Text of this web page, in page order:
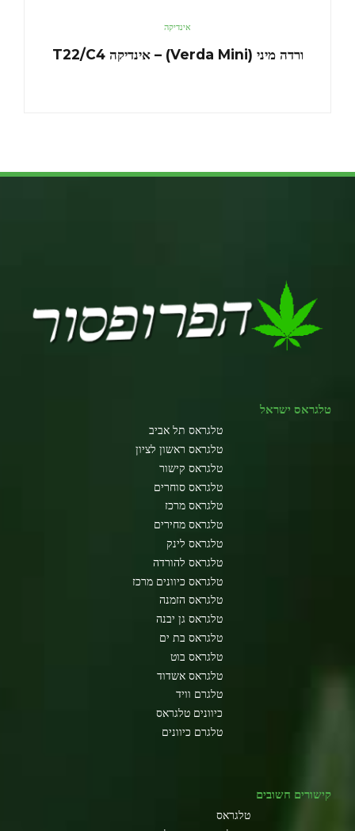
אינדיקה
ורדה מיני (Verda Mini) – אינדיקה T22/C4
טלגראס ישראל
טלגראס תל אביב
טלגראס ראשון לציון
טלגראס קישור
טלגראס סוחרים
טלגראס מרכז
טלגראס מחירים
טלגראס לינק
טלגראס להורדה
טלגראס כיוונים מרכז
טלגראס הזמנה
טלגראס גן יבנה
טלגראס בת ים
טלגראס בוט
טלגראס אשדוד
טלגרם וויד
כיוונים טלגראס
טלגרם כיוונים
קישורים חשובים
טלגראס